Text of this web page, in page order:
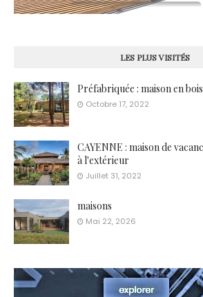
LES PLUS VISITÉS
Préfabriquée : maison en
Octobre 17, 2022
CAYENNE : maison de
à l'extérieur
Juillet 31, 2022
maisons
Mai 22, 2026